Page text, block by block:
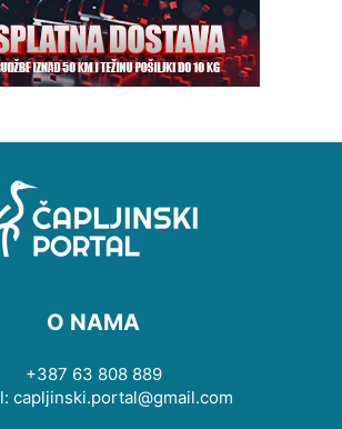
O NAMA
+387 63 808 889
capljinski.portal@gmail.com